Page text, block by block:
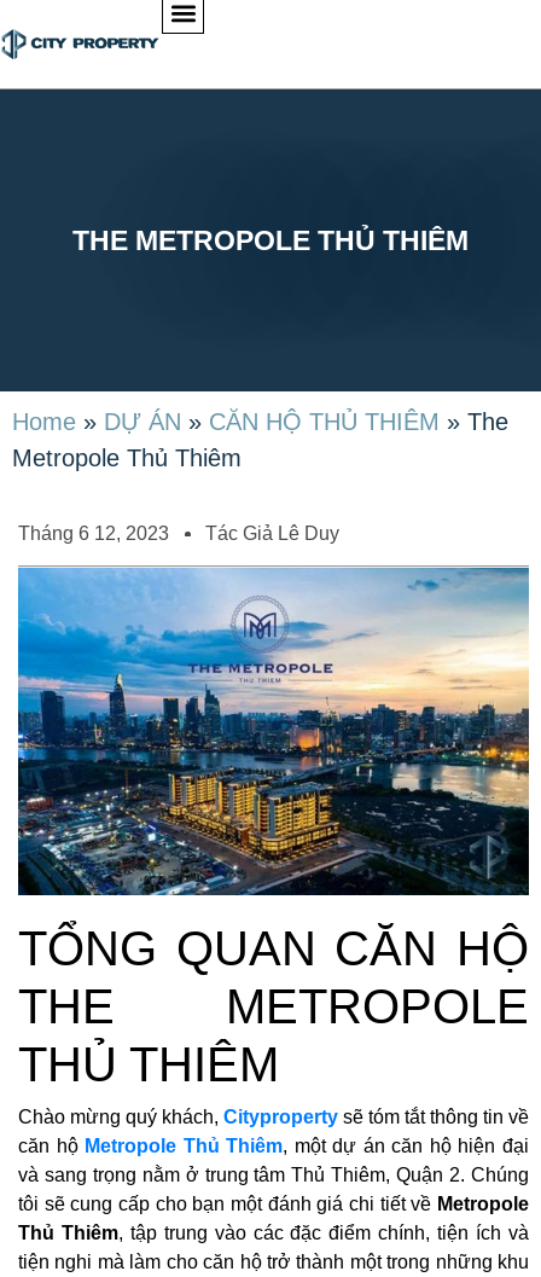
THE METROPOLE THỦ THIÊM
Home » DỰ ÁN » CĂN HỘ THỦ THIÊM » The
Metropole Thủ Thiêm
Tháng 6 12, 2023 Tác Giả Lê Duy
TỔNG QUAN CĂN HỘ
THE METROPOLE
THỦ THIÊM
Chào mừng quý khách, Cityproperty sẽ tóm tắt thông tin về
căn hộ Metropole Thủ Thiêm, một dự án căn hộ hiện đại
và sang trọng nằm ở trung tâm Thủ Thiêm, Quận 2. Chúng
tôi sẽ cung cấp cho bạn một đánh giá chi tiết về Metropole
Thủ Thiêm, tập trung vào các đặc điểm chính, tiện ích và
tiện nghi mà làm cho căn hộ trở thành một trong những khu